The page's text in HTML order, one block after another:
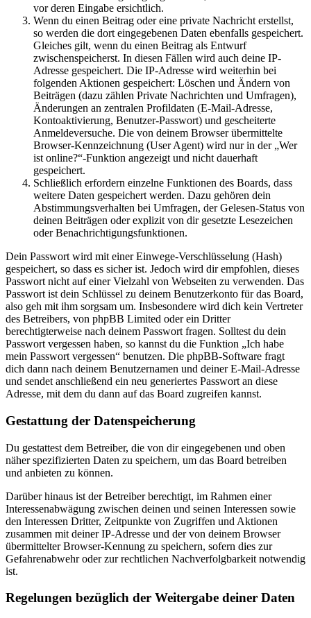
vor deren Eingabe ersichtlich.
Wenn du einen Beitrag oder eine private Nachricht erstellst,
so werden die dort eingegebenen Daten ebenfalls gespeichert.
Gleiches gilt, wenn du einen Beitrag als Entwurf
zwischenspeicherst. In diesen Fällen wird auch deine IP-
Adresse gespeichert. Die IP-Adresse wird weiterhin bei
folgenden Aktionen gespeichert: Löschen und Ändern von
Beiträgen (dazu zählen Private Nachrichten und Umfragen),
Änderungen an zentralen Profildaten (E-Mail-Adresse,
Kontoaktivierung, Benutzer-Passwort) und gescheiterte
Anmeldeversuche. Die von deinem Browser übermittelte
Browser-Kennzeichnung (User Agent) wird nur in der „Wer
ist online?“-Funktion angezeigt und nicht dauerhaft
gespeichert.
Schließlich erfordern einzelne Funktionen des Boards, dass
weitere Daten gespeichert werden. Dazu gehören dein
Abstimmungsverhalten bei Umfragen, der Gelesen-Status von
deinen Beiträgen oder explizit von dir gesetzte Lesezeichen
oder Benachrichtigungsfunktionen.
Dein Passwort wird mit einer Einwege-Verschlüsselung (Hash)
gespeichert, so dass es sicher ist. Jedoch wird dir empfohlen, dieses
Passwort nicht auf einer Vielzahl von Webseiten zu verwenden. Das
Passwort ist dein Schlüssel zu deinem Benutzerkonto für das Board,
also geh mit ihm sorgsam um. Insbesondere wird dich kein Vertreter
des Betreibers, von phpBB Limited oder ein Dritter
berechtigterweise nach deinem Passwort fragen. Solltest du dein
Passwort vergessen haben, so kannst du die Funktion „Ich habe
mein Passwort vergessen“ benutzen. Die phpBB-Software fragt
dich dann nach deinem Benutzernamen und deiner E-Mail-Adresse
und sendet anschließend ein neu generiertes Passwort an diese
Adresse, mit dem du dann auf das Board zugreifen kannst.
Gestattung der Datenspeicherung
Du gestattest dem Betreiber, die von dir eingegebenen und oben
näher spezifizierten Daten zu speichern, um das Board betreiben
und anbieten zu können.
Darüber hinaus ist der Betreiber berechtigt, im Rahmen einer
Interessenabwägung zwischen deinen und seinen Interessen sowie
den Interessen Dritter, Zeitpunkte von Zugriffen und Aktionen
zusammen mit deiner IP-Adresse und der von deinem Browser
übermittelter Browser-Kennung zu speichern, sofern dies zur
Gefahrenabwehr oder zur rechtlichen Nachverfolgbarkeit notwendig
ist.
Regelungen bezüglich der Weitergabe deiner Daten